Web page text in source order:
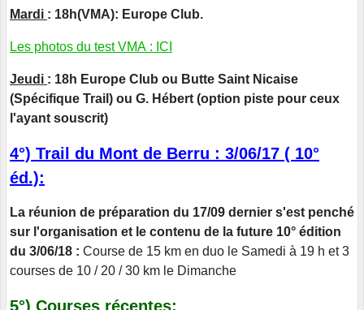
Mardi : 18h(VMA): Europe Club.
Les photos du test VMA : ICI
Jeudi : 18h Europe Club ou Butte Saint Nicaise
(Spécifique Trail) ou G. Hébert (option piste pour ceux
l'ayant souscrit)
4°) Trail du Mont de Berru : 3/06/17 ( 10°
éd.):
La réunion de préparation du 17/09 dernier s'est penché
sur l'organisation et le contenu de la future 10° édition
du 3/06/18 : Course de 15 km en duo le Samedi à 19 h et 3
courses de 10 / 20 / 30 km le Dimanche
5°) Courses récentes: